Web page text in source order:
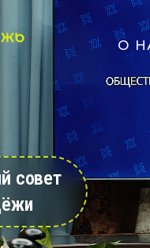
О
совет